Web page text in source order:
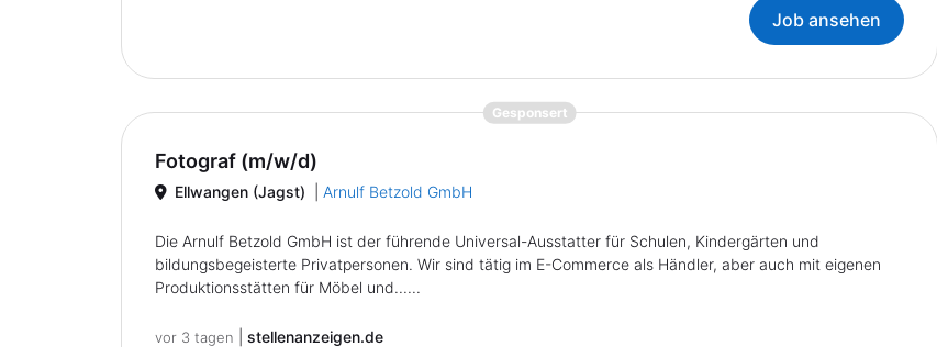
Job ansehen
Gesponsert{prompt.job}
Fotograf (m/w/d)
Ellwangen (Jagst) Arnulf Betzold GmbH
Die Arnulf Betzold GmbH ist der führende Universal-Ausstatter für Schulen, Kindergärten und
bildungsbegeisterte Privatpersonen. Wir sind tätig im E-Commerce als Händler, aber auch mit eigenen
Produktionsstätten für Möbel und......
vor 3 tagen stellenanzeigen.de